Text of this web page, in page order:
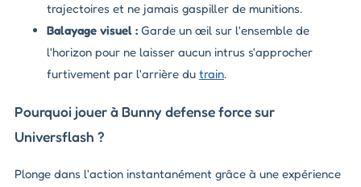
trajectoires et ne jamais gaspiller de munitions.
Balayage visuel : Garde un œil sur l'ensemble de
l'horizon pour ne laisser aucun intrus s'approcher
furtivement par l'arrière du train.
Pourquoi jouer à Bunny defense force sur
Universflash ?
Plonge dans l'action instantanément grâce à une expérience